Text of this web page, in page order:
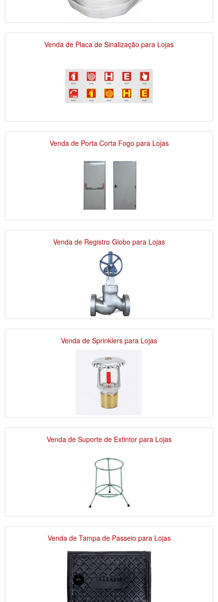
Venda de Placa de Sinalização para Lojas
Venda de Porta Corta Fogo para Lojas
Venda de Registro Globo para Lojas
Venda de Sprinklers para Lojas
Venda de Suporte de Extintor para Lojas
Venda de Tampa de Passeio para Lojas